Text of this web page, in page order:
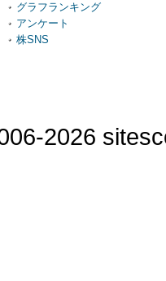
グラフランキング
アンケート
株SNS
2026